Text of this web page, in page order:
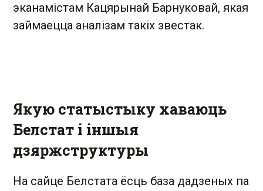
эканамістам Кацярынай Барнуковай, якая
займаецца аналізам такіх звестак.
Якую статыстыку хаваюць
Белстат і іншыя
дзяржструктуры
На сайце Белстата ёсць база дадзеных па